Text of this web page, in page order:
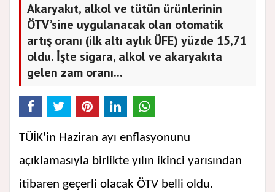
Akaryakıt, alkol ve tütün ürünlerinin
ÖTV’sine uygulanacak olan otomatik
artış oranı (ilk altı aylık ÜFE) yüzde 15,71
oldu. İşte sigara, alkol ve akaryakıta
gelen zam oranı...
TÜİK'in Haziran ayı enflasyonunu
açıklamasıyla birlikte yılın ikinci yarısından
itibaren geçerli olacak ÖTV belli oldu.